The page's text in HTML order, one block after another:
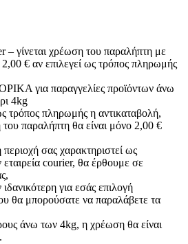
γίνεται χρέωση του παραλήπτη με
€ αν επιλεγεί ως τρόπος πληρωμής
για παραγγελίες προϊόντων άνω
4kg
τρόπος πληρωμής η αντικαταβολή,
παραλήπτη θα είναι μόνο 2,00 €
σας χαρακτηριστεί ως
courier, θα έρθουμε σε
για εσάς επιλογή
θα μπορούσατε να παραλάβετε τα
άνω των 4kg, η χρέωση θα είναι